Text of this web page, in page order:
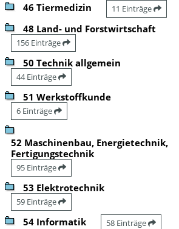
46 Tiermedizin 11 Einträge
48 Land- und Forstwirtschaft
156 Einträge
50 Technik allgemein
44 Einträge
51 Werkstoffkunde
6 Einträge
52 Maschinenbau, Energietechnik,
Fertigungstechnik
95 Einträge
53 Elektrotechnik
59 Einträge
54 Informatik 58 Einträge